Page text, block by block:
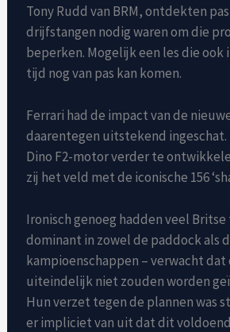
Tony Rudd van BRM, ontdekten
drijfstangen nodig waren om die
beperken. Mogelijk een les die ook
tijd nog van pas kan komen.
Ferrari had de impact van de
daarentegen uitstekend ingeschat.
Dino F2-motor verder te
zij het veld met de iconische 156
Ironisch genoeg hadden veel
dominant in zowel de paddock als
kampioenschappen – verwacht
uiteindelijk niet zouden worden
Hun verzet tegen de plannen was
er impliciet van uit dat dit